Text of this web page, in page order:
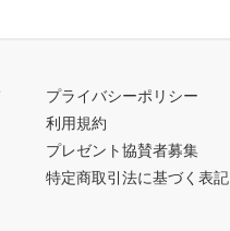
プライバシーポリシー
利用規約
プレゼント協賛者募集
特定商取引法に基づく表記